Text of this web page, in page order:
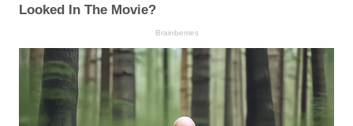
Looked In The Movie?
Brainberries